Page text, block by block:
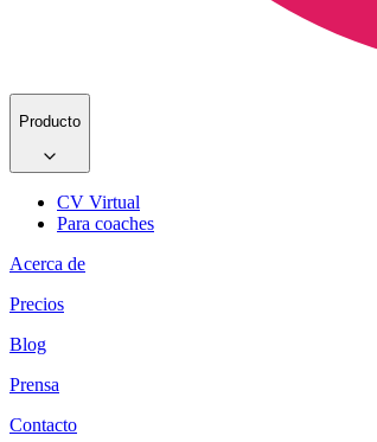
Producto
CV Virtual
Para coaches
Acerca de
Precios
Blog
Prensa
Contacto